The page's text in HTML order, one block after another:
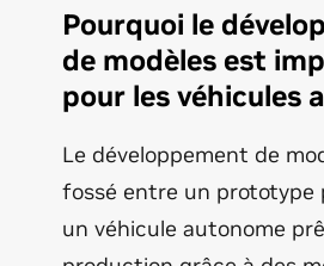
Pourquoi le
de modèles est
pour les véhicules
Le développement de
fossé entre un
un véhicule autonome